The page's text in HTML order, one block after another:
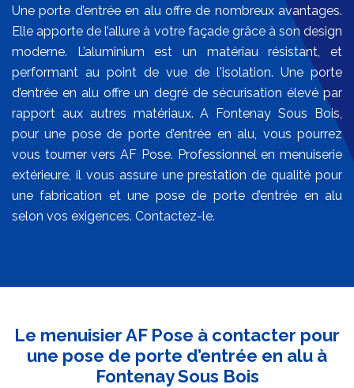
Une porte d’entrée en alu offre de nombreux avantages.
Elle apporte de l’allure à votre façade grâce à son design
moderne. L’aluminium est un matériau résistant, et
performant au point de vue de l'isolation. Une porte
d’entrée en alu offre un degré de sécurisation élevé par
rapport aux autres matériaux. A Fontenay Sous Bois,
pour une pose de porte d’entrée en alu, vous pourrez
vous tourner vers AF Pose. Professionnel en menuiserie
extérieure, il vous assure une prestation de qualité pour
une fabrication et une pose de porte d’entrée en alu
selon vos exigences. Contactez-le.
Le menuisier AF Pose à contacter pour
une pose de porte d’entrée en alu à
Fontenay Sous Bois